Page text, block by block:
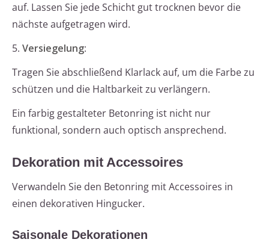
auf. Lassen Sie jede Schicht gut trocknen bevor die
nächste aufgetragen wird.
5. Versiegelung:
Tragen Sie abschließend Klarlack auf, um die Farbe zu
schützen und die Haltbarkeit zu verlängern.
Ein farbig gestalteter Betonring ist nicht nur
funktional, sondern auch optisch ansprechend.
Dekoration mit Accessoires
Verwandeln Sie den Betonring mit Accessoires in
einen dekorativen Hingucker.
Saisonale Dekorationen